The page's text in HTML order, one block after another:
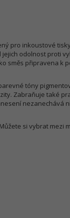
pro inkoustové
odolnost proti
směs připravena k
tóny
Zabraňuje také
nezanechává
si vybrat mezi